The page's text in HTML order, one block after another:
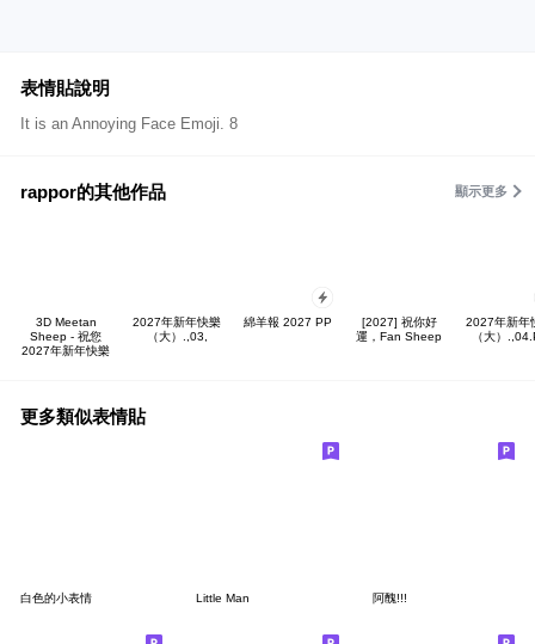
表情貼說明
It is an Annoying Face Emoji. 8
rappor的其他作品 顯示更多
3D Meetan
Sheep - 祝您
2027年新年快樂
2027年新年快樂
（大）.,03,
綿羊報 2027 PP
[2027] 祝你好
運，Fan Sheep
2027年新年
（大）
更多類似表情貼
白色的小表情 Little Man 阿醜!!!